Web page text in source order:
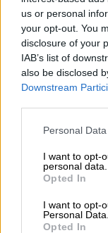
us or personal
your opt-out. You
disclosure of your
IAB’s list of
also be disclosed
Downstream
Please note that
not limited to your
grant or deny
use your data for
consent section.
Personal
I want to opt-
personal data.
Opted In
I want to opt-
Personal Data.
Opted In
Οι κάτοικοι
(4/3) μπροστά
αντίκρισαν
ξεβραστεί
ΔΙΑΒΑΣΤΕ
Θρίλερ